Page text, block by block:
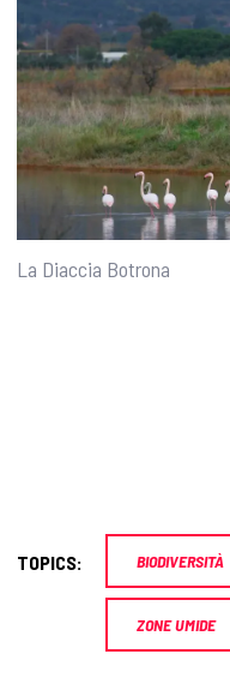
La Diaccia Botrona
TOPICS: BIODIVERSITÀ
ZONE UMIDE